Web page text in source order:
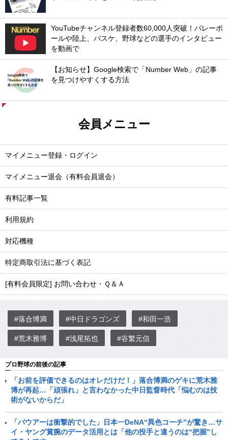
YouTubeチャンネル登録者数60,000人突破！バレーボ
ールや陸上、バスケ、野球などの選手のインタビュー
を動画で
【お知らせ】Google検索で「Number Web」の記事
を見つけやすくする方法
会員メニュー
マイメニュー登録・ログイン
マイメニュー退会（有料会員退会）
有料記事一覧
利用規約
対応機種
特定商取引法に基づく表記
[有料会員限定] お問い合わせ・Ｑ＆Ａ
#落合博満 #中日ドラゴンズ #和田一浩
#荒木雅博 #浅尾拓也 #谷繁元信
プロ野球の前後の記事
「お前を評価できるのはオレだけだ！」落合博満のゲキに荒木雅
博が再起…「頑張れ」と言わなかった中日監督時代「悩むのは技
術がないからだ」
「バウアーは衝撃的でした」日本一DeNA“異色コーチ”が驚き…サ
イ・ヤング賞腕のデータ活用とは「他の投手と違うのは“把握”し